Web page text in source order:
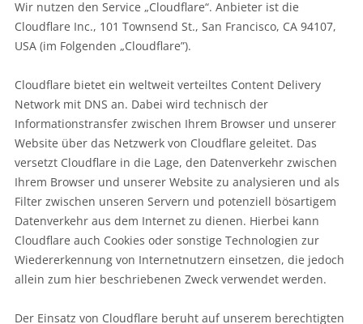
Wir nutzen den Service „Cloudflare“. Anbieter ist die
Cloudflare Inc., 101 Townsend St., San Francisco, CA 94107,
USA (im Folgenden „Cloudflare”).
Cloudflare bietet ein weltweit verteiltes Content Delivery
Network mit DNS an. Dabei wird technisch der
Informationstransfer zwischen Ihrem Browser und unserer
Website über das Netzwerk von Cloudflare geleitet. Das
versetzt Cloudflare in die Lage, den Datenverkehr zwischen
Ihrem Browser und unserer Website zu analysieren und als
Filter zwischen unseren Servern und potenziell bösartigem
Datenverkehr aus dem Internet zu dienen. Hierbei kann
Cloudflare auch Cookies oder sonstige Technologien zur
Wiedererkennung von Internetnutzern einsetzen, die jedoch
allein zum hier beschriebenen Zweck verwendet werden.
Der Einsatz von Cloudflare beruht auf unserem berechtigten